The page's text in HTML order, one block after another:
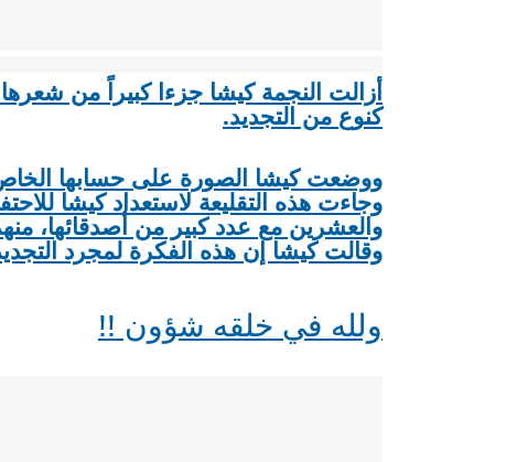
أزالت النجمة كيشا جزءا كبيراً من
كنوع من التجديد.
ووضعت كيشا الصورة على حسابها الخاص
وجاءت هذه التقليعة لاستعداد كيشا
والعشرين مع عدد كبير من أصدقائها،
وقالت كيشا إن هذه الفكرة لمجرد
ولله في خلقه شؤون !!